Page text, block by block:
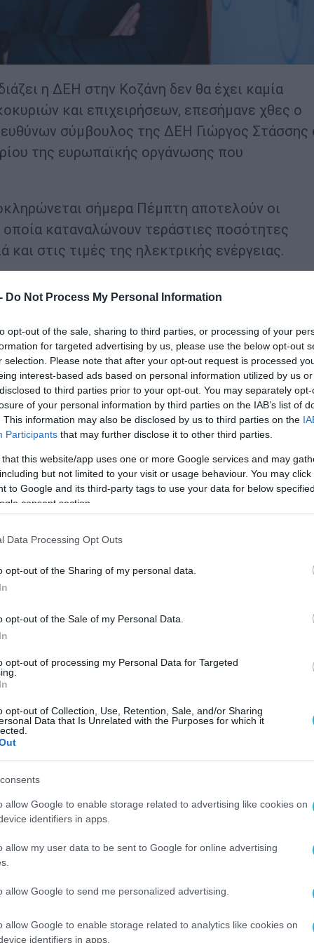
Do Not Process My Personal Information
opt-out of the sale, sharing to third parties, or processing of your
for targeted advertising by us, please use the below opt-out
selection. Please note that after your opt-out request is processed
interest-based ads based on personal information utilized by us
to third parties prior to your opt-out. You may separately
of your personal information by third parties on the IAB’s list of
This information may also be disclosed by us to third parties on the
Participants that may further disclose it to other third parties.
that this website/app uses one or more Google services and may
but not limited to your visit or usage behaviour. You may
to Google and its third-party tags to use your data for below
consent section.
Data Processing Opt Outs
opt-out of the Sharing of my personal data.
opt-out of the Sale of my Personal Data.
opt-out of processing my Personal Data for Targeted
opt-out of Collection, Use, Retention, Sale, and/or Sharing
Data that Is Unrelated with the Purposes for which it
allow Google to enable storage related to advertising like cookies on
identifiers in apps.
allow my user data to be sent to Google for online advertising
allow Google to send me personalized advertising.
allow Google to enable storage related to analytics like cookies on
identifiers in apps.
η ΔΕΗ στην Κοζάνη δεν θα έχει καμία
και επιχειρήσεων, επεσήμανε χθες ο
σύμβουλος της ΔΕΗ Γιώργος Στάσσης
της ευρωπαϊκής οργάνωσης που
σήμερα Πέμπτη αποτελούν οι
καταναλώνουν τεράστιες ποσότητες
και στις τιμές της ηλεκτρικής ενέργειας.
της Eurelectric, και η Diane Hodnett,
και ανάπτυξης data centers εκ μέρους
του συνεδρίου συμφωνία συνεργασίας
centers στα δίκτυα και τις τιμές του
αντιμετωπίζουν τα προβλήματα αυτά
ενέργειας των data centers που θα
σε 149 και 287 τεραβατώρες και θα
– 2030.
πολύ μεγάλη ζήτηση, ο μεγάλος
θα υπάρξει τεράστια πρόσθετη ζήτηση,
την καλύψουμε με πρόσθετη παραγωγική
για τους πολίτες. Αυτό ακριβώς κάνουμε στην
επένδυση της Κοζάνης. «Στο πλαίσιο του
περιοχή σε κοιλάδα παραγωγής καθαρής
ικανότητα και θα κατασκευάσουμε
Πρόκειται για μια αρχιτεκτονική
και περισσότερο σε όλο τον κόσμο, καθώς
της ΔΕΗ.
data center ισχύος -σε πρώτη φάση- 300
σε εξέλιξη διαπραγματεύσεις της
μεγαλύτερες του κόσμου, οι οποίες θα
η ΔΕΗ θα εισφέρει την ηλεκτρική
αερίου που θα κατασκευαστούν στην
η συμφωνία αναμένεται να
του data center μπορεί να ξεκινήσει
σχέδιο της ΔΕΗ, το οποίο υποστηρίζεται από
ευρώ που ολοκληρώθηκε πρόσφατα
της επένδυσης στο 1 γιγαβάτ.
χθες η ανάγκη «να επιταχυνθεί η μετάβαση